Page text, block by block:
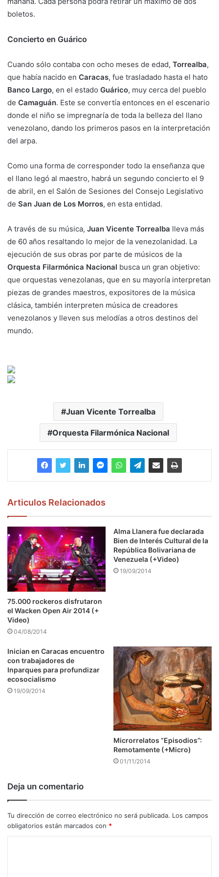
boletos.
Concierto en Guárico
Cuando sólo contaba con ocho meses de edad, Torrealba,
que había nacido en Caracas, fue trasladado hasta el hato
Banco Largo, en el estado Guárico, muy cerca del pueblo
de Camaguán. Este se convertía entonces en el escenario
donde el niño se impregnaría de toda la belleza del llano
venezolano, dando los primeros pasos en la interpretación
del arpa.
Como una forma de corresponder todo la enseñanza que
el llano legó al maestro, habrá un segundo concierto el 9
de abril, en el Salón de Sesiones del Consejo Legislativo
de San Juan de Los Morros, en esta entidad.
A través de su música, Juan Vicente Torrealba lleva más
de 60 años resaltando lo mejor de la venezolanidad. La
ejecución de sus obras por parte de músicos de la
Orquesta Filarmónica Nacional busca un gran objetivo:
que orquestas venezolanas, que en su mayoría interpretan
piezas de grandes maestros, expositores de la música
clásica, también interpreten música de creadores
venezolanos y lleven sus melodías a otros destinos del
mundo.
Juan Vicente Torrealba
Orquesta Filarmónica Nacional
Articulos Relacionados
75.000 rockeros disfrutaron
el Wacken Open Air 2014 (+
Video)
04/08/2014
Alma Llanera fue declarada
Bien de Interés Cultural de la
República Bolivariana de
Venezuela (+Video)
19/09/2014
Inician en Caracas encuentro
con trabajadores de
Inparques para profundizar
ecosocialismo
19/09/2014
Microrrelatos “Episodios”:
Remotamente (+Micro)
01/11/2014
Deja un comentario
Tu dirección de correo electrónico no será publicada. Los campos
obligatorios están marcados con *